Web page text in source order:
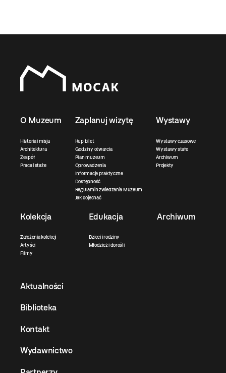
O Muzeum
Historia i misja
Architektura
Zespół
Praca i staże
Zaplanuj wizytę
Kup bilet
Godziny otwarcia
Plan muzeum
Oprowadzenia
Informacje praktyczne
Dostępność
Regulamin zwiedzania Muzeum
Jak dojechać
Wystawy
Wystawy czasowe
Wystawy stałe
Archiwum
Projekty
Kolekcja
Założenia kolekcji
Artyści
Filmy
Edukacja
Dzieci i rodziny
Młodzież i dorośli
Archiwum
Aktualności
Biblioteka
Kontakt
Wydawnictwo